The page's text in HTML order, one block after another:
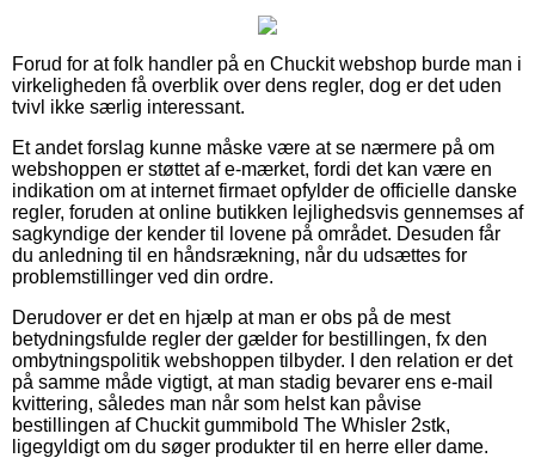
Forud for at folk handler på en Chuckit webshop burde man i
virkeligheden få overblik over dens regler, dog er det uden
tvivl ikke særlig interessant.
Et andet forslag kunne måske være at se nærmere på om
webshoppen er støttet af e-mærket, fordi det kan være en
indikation om at internet firmaet opfylder de officielle danske
regler, foruden at online butikken lejlighedsvis gennemses af
sagkyndige der kender til lovene på området. Desuden får
du anledning til en håndsrækning, når du udsættes for
problemstillinger ved din ordre.
Derudover er det en hjælp at man er obs på de mest
betydningsfulde regler der gælder for bestillingen, fx den
ombytningspolitik webshoppen tilbyder. I den relation er det
på samme måde vigtigt, at man stadig bevarer ens e-mail
kvittering, således man når som helst kan påvise
bestillingen af Chuckit gummibold The Whisler 2stk,
ligegyldigt om du søger produkter til en herre eller dame.